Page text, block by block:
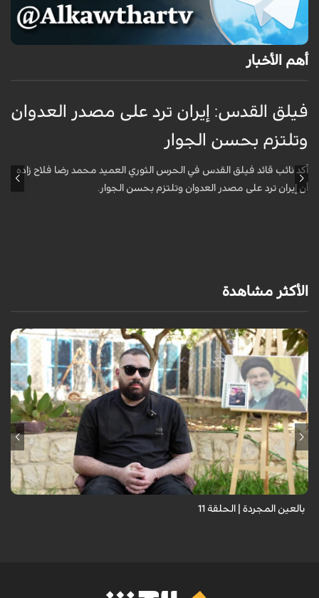
أهم الأخبار
فيلق القدس: إيران ترد على مصدر العدوان
وتلتزم بحسن الجوار
أكد نائب قائد فيلق القدس في الحرس الثوري العميد محمد رضا فلاح زاده
أن إيران ترد على مصدر العدوان وتلتزم بحسن الجوار.
الأكثر مشاهدة
برنامج "بالعين المجردة" هو توثيق إنسانيٌّ شجاعٌ للحياة تحت وطأة الحرب،
حيث نستمع فيه إلى شهاداتٍ حيّةٍ لأشخاص عايشوا التفجيرات والدمار، فنرى
بعيونهم ت...
بالعين المجردة | الحلقة 11